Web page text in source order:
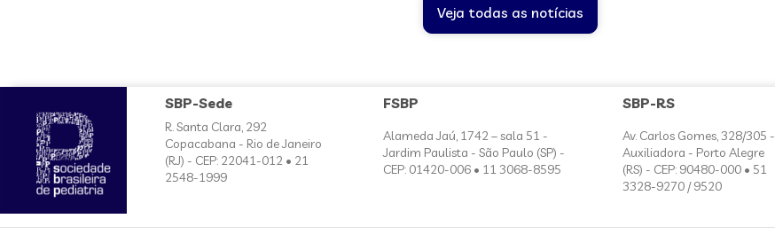
Veja todas as notícias
SBP-Sede
R. Santa Clara, 292
Copacabana - Rio de Janeiro
(RJ) - CEP: 22041-012 • 21
2548-1999
FSBP
Alameda Jaú, 1742 – sala 51 -
Jardim Paulista - São Paulo (SP) -
CEP: 01420-006 • 11 3068-8595
SBP-RS
Av. Carlos Gomes, 328/305 -
Auxiliadora - Porto Alegre
(RS) - CEP: 90480-000 • 51
3328-9270 / 9520